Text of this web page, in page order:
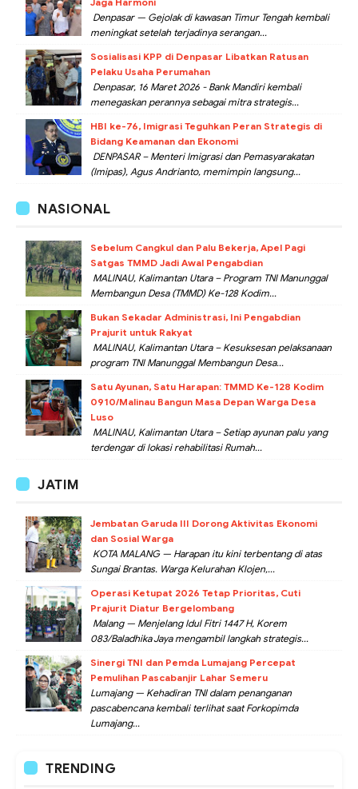
Denpasar — Gejolak di kawasan Timur Tengah kembali
meningkat setelah terjadinya serangan...
Sosialisasi KPP di Denpasar Libatkan Ratusan
Pelaku Usaha Perumahan
Denpasar, 16 Maret 2026 - Bank Mandiri kembali
menegaskan perannya sebagai mitra strategis...
HBI ke-76, Imigrasi Teguhkan Peran Strategis di
Bidang Keamanan dan Ekonomi
DENPASAR – Menteri Imigrasi dan Pemasyarakatan
(Imipas), Agus Andrianto, memimpin langsung...
NASIONAL
Sebelum Cangkul dan Palu Bekerja, Apel Pagi
Satgas TMMD Jadi Awal Pengabdian
MALINAU, Kalimantan Utara – Program TNI Manunggal
Membangun Desa (TMMD) Ke-128 Kodim...
Bukan Sekadar Administrasi, Ini Pengabdian
Prajurit untuk Rakyat
MALINAU, Kalimantan Utara – Kesuksesan pelaksanaan
program TNI Manunggal Membangun Desa...
Satu Ayunan, Satu Harapan: TMMD Ke-128 Kodim
0910/Malinau Bangun Masa Depan Warga Desa
Luso
MALINAU, Kalimantan Utara – Setiap ayunan palu yang
terdengar di lokasi rehabilitasi Rumah...
JATIM
Jembatan Garuda III Dorong Aktivitas Ekonomi
dan Sosial Warga
KOTA MALANG — Harapan itu kini terbentang di atas
Sungai Brantas. Warga Kelurahan Klojen,...
Operasi Ketupat 2026 Tetap Prioritas, Cuti
Prajurit Diatur Bergelombang
Malang — Menjelang Idul Fitri 1447 H, Korem
083/Baladhika Jaya mengambil langkah strategis...
Sinergi TNI dan Pemda Lumajang Percepat
Pemulihan Pascabanjir Lahar Semeru
Lumajang — Kehadiran TNI dalam penanganan
pascabencana kembali terlihat saat Forkopimda
Lumajang...
TRENDING